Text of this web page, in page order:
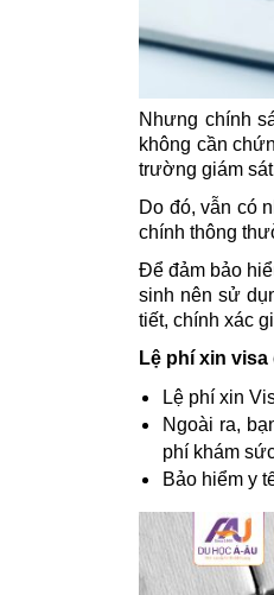
Nhưng chính
không cần
trường giám
Do đó, vẫn có
chính thông
Để đảm bảo
sinh nên sử
tiết, chính xác
Lệ phí xin
Lệ phí xin
Ngoài ra,
phí khám
Bảo hiểm y